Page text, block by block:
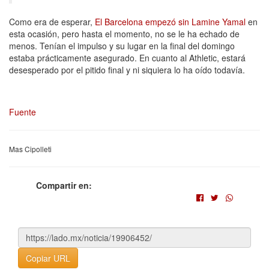
Como era de esperar, El Barcelona empezó sin Lamine Yamal en
esta ocasión, pero hasta el momento, no se le ha echado de
menos. Tenían el impulso y su lugar en la final del domingo
estaba prácticamente asegurado. En cuanto al Athletic, estará
desesperado por el pitido final y ni siquiera lo ha oído todavía.
Fuente
Mas Cipolleti
Compartir en:
Copiar URL